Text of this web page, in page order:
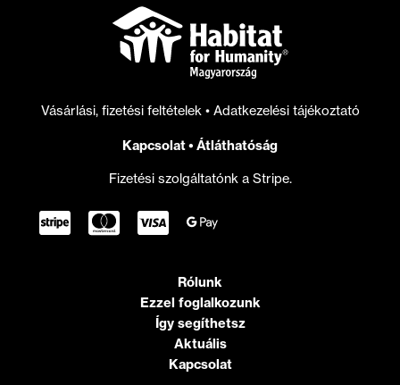
Vásárlási, fizetési feltételek • Adatkezelési tájékoztató
Kapcsolat• Átláthatóság
Fizetési szolgáltatónk a Stripe.
Rólunk
Ezzel foglalkozunk
Így segíthetsz
Aktuális
Kapcsolat